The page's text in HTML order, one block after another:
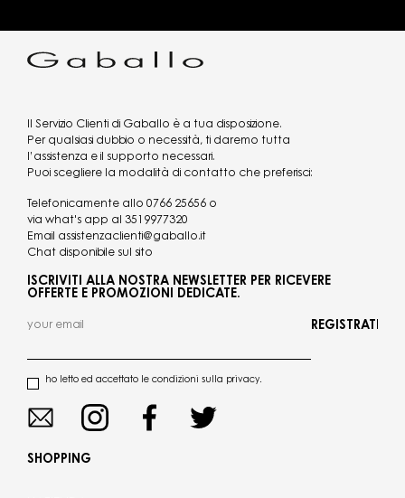
Il Servizio Clienti di Gaballo è a tua disposizione.
Per qualsiasi dubbio o necessità, ti daremo tutta
l’assistenza e il supporto necessari.
Puoi scegliere la modalità di contatto che preferisci:
Telefonicamente allo 0766 25656 o
via what's app al 3519977320
Email assistenzaclienti@gaballo.it
Chat disponibile sul sito
ISCRIVITI ALLA NOSTRA NEWSLETTER PER RICEVERE
OFFERTE E PROMOZIONI DEDICATE.
ho letto ed accettato le condizioni sulla privacy.
REGISTRATI
SHOPPING